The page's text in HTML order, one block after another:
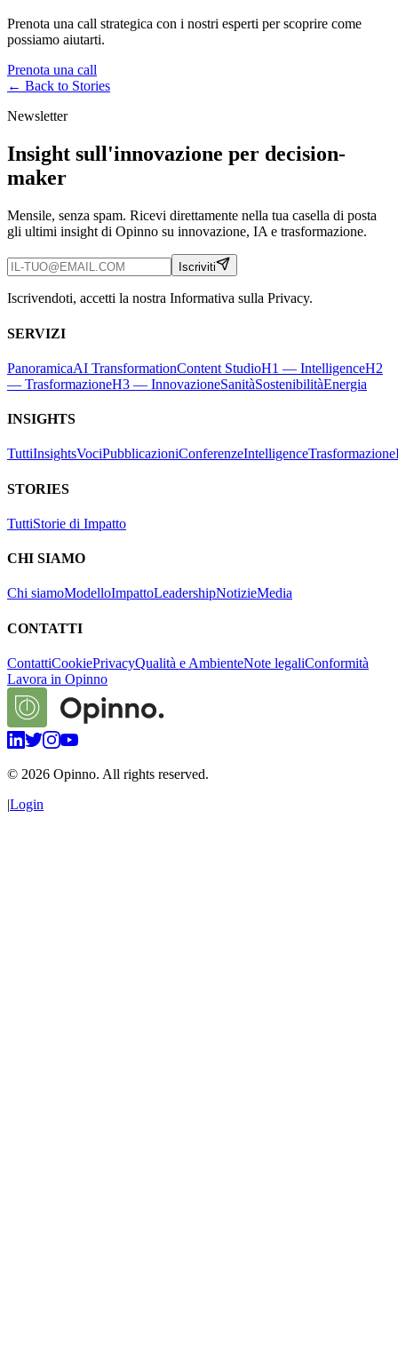
Prenota una call strategica con i nostri esperti per scoprire come
possiamo aiutarti.
Prenota una call
← Back to Stories
Newsletter
Insight sull'innovazione per decision-
maker
Mensile, senza spam. Ricevi direttamente nella tua casella di posta
gli ultimi insight di Opinno su innovazione, IA e trasformazione.
Iscriviti
Iscrivendoti, accetti la nostra Informativa sulla Privacy.
SERVIZI
PanoramicaAI TransformationContent StudioH1 — IntelligenceH2
— TrasformazioneH3 — InnovazioneSanitàSostenibilitàEnergia
INSIGHTS
TuttiInsightsVociPubblicazioniConferenzeIntelligenceTrasformazione
STORIES
TuttiStorie di Impatto
CHI SIAMO
Chi siamoModelloImpattoLeadershipNotizieMedia
CONTATTI
ContattiCookiePrivacyQualità e AmbienteNote legaliConformità
Lavora in Opinno
© 2026 Opinno. All rights reserved.
|Login